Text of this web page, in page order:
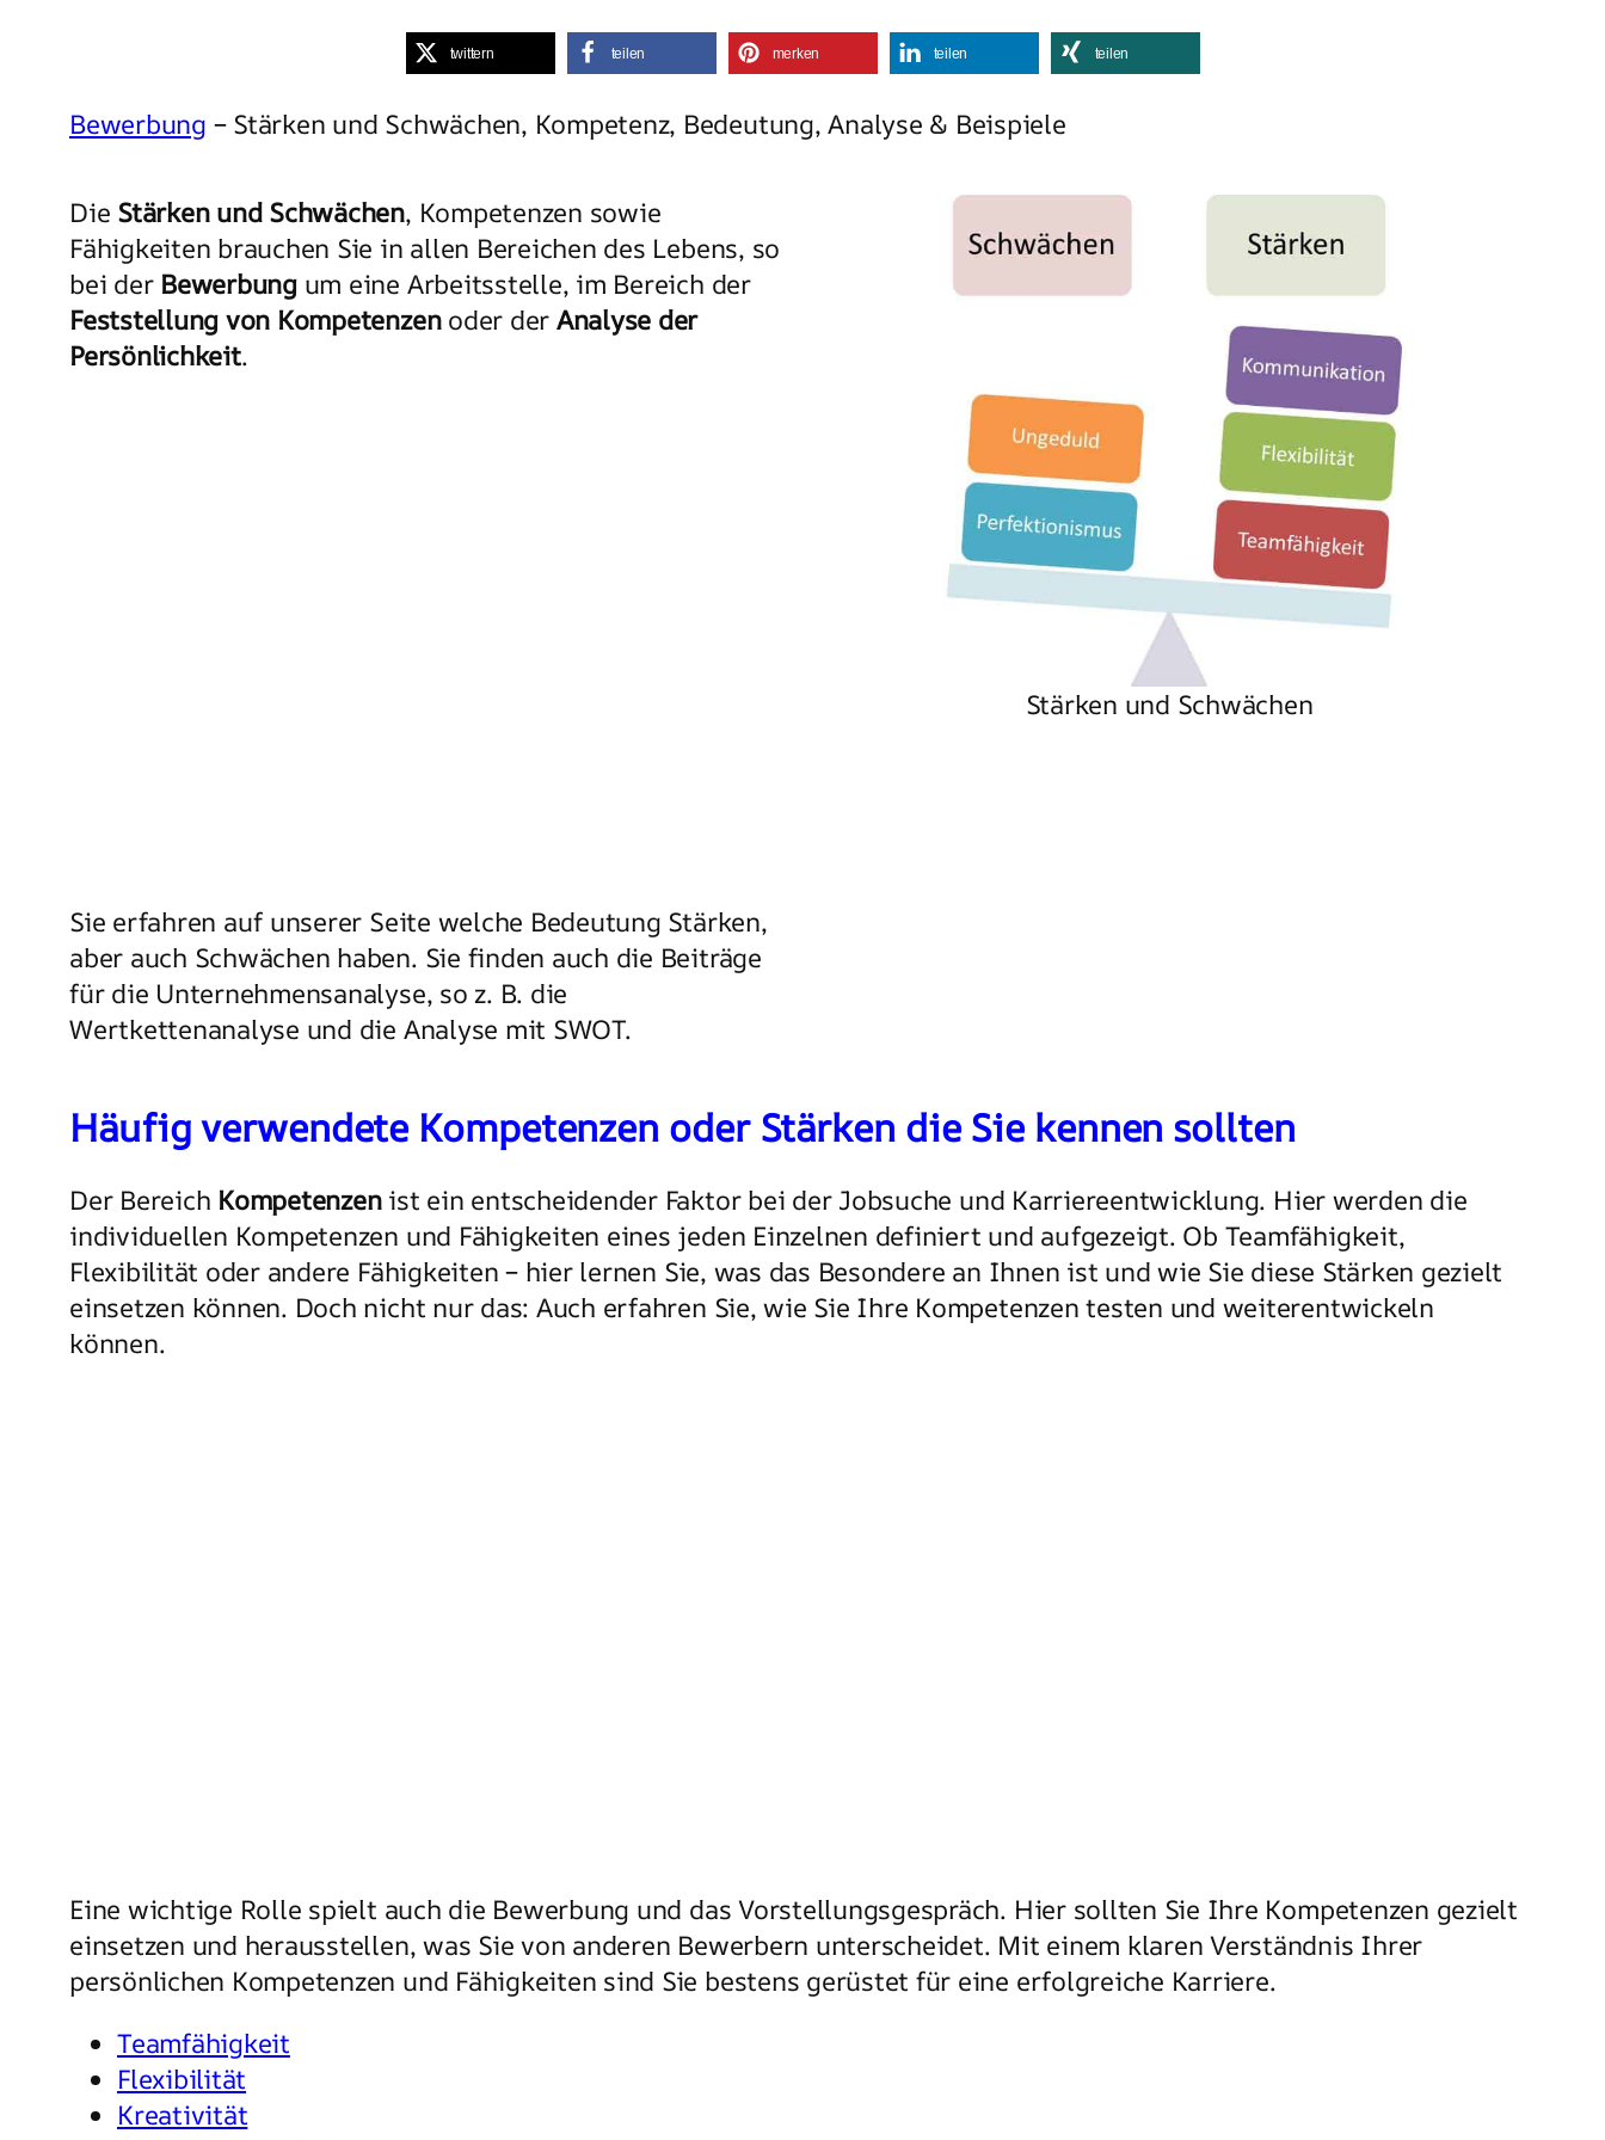
twittern teilen merken teilen teilen
Bewerbung – Stärken und Schwächen, Kompetenz, Bedeutung, Analyse & Beispiele
Die Stärken und Schwächen, Kompetenzen sowie
Fähigkeiten brauchen Sie in allen Bereichen des Lebens, so
bei der Bewerbungum eine Arbeitsstelle, im Bereich der
Feststellung von Kompetenzenoder der Analyse der
Persönlichkeit.
Sie erfahren auf unserer Seite welche Bedeutung Stärken,
aber auch Schwächen haben. Sie finden auch die Beiträge
für die Unternehmensanalyse, so z. B. die
Wertkettenanalyse und die Analyse mit SWOT.
Stärken und Schwächen
Häufig verwendete Kompetenzen oder Stärken die Sie kennen sollten
Der Bereich Kompetenzenist ein entscheidender Faktor bei der Jobsuche und Karriereentwicklung. Hier werden die
individuellen Kompetenzen und Fähigkeiten eines jeden Einzelnen definiert und aufgezeigt. Ob Teamfähigkeit,
Flexibilität oder andere Fähigkeiten – hier lernen Sie, was das Besondere an Ihnen ist und wie Sie diese Stärken gezielt
einsetzen können. Doch nicht nur das: Auch erfahren Sie, wie Sie Ihre Kompetenzen testen und weiterentwickeln
können.
Eine wichtige Rolle spielt auch die Bewerbung und das Vorstellungsgespräch. Hier sollten Sie Ihre Kompetenzen gezielt
einsetzen und herausstellen, was Sie von anderen Bewerbern unterscheidet. Mit einem klaren Verständnis Ihrer
persönlichen Kompetenzen und Fähigkeiten sind Sie bestens gerüstet für eine erfolgreiche Karriere.
Teamfähigkeit
Flexibilität
Kreativität